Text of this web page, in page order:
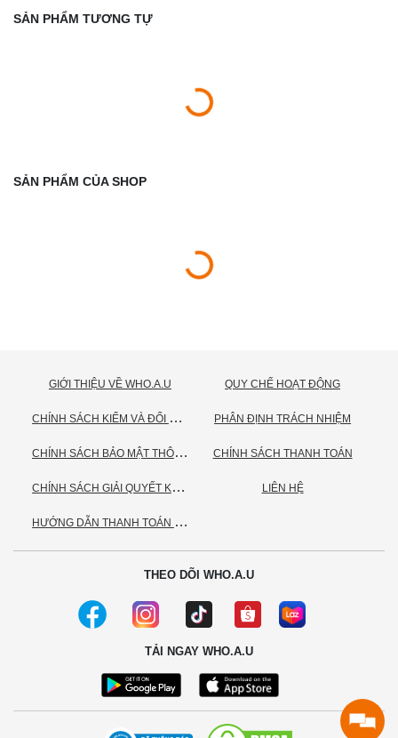
SẢN PHẨM TƯƠNG TỰ
SẢN PHẨM CỦA SHOP
GIỚI THIỆU VỀ WHO.A.U
C
HÍNH SÁCH KIỂM VÀ ĐỔI TRẢ HÀNG
C
HÍNH SÁCH BẢO MẬT THÔNG TIN CÁ NHÂN
C
HÍNH SÁCH GIẢI QUYẾT KHIẾU NẠI
H
ƯỚNG DẪN THANH TOÁN VNPAY
QUY CHẾ HOẠT ĐỘNG
PHÂN ĐỊNH TRÁCH NHIỆM
CHÍNH SÁCH THANH TOÁN
LIÊN HỆ
THEO DÕI WHO.A.U
TẢI NGAY WHO.A.U